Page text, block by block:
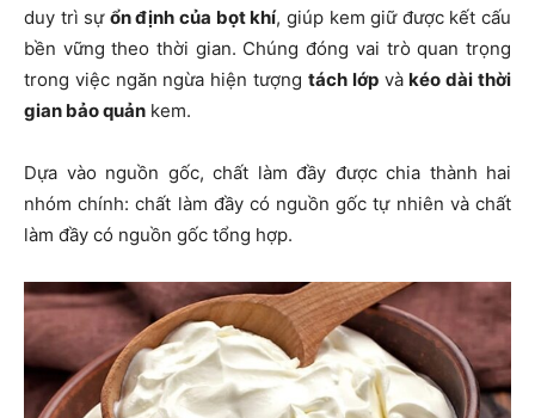
duy trì sự ổn định của bọt khí, giúp kem giữ được kết cấu
bền vững theo thời gian. Chúng đóng vai trò quan trọng
trong việc ngăn ngừa hiện tượng tách lớpvàkéo dài thời
gian bảo quản kem.
Dựa vào nguồn gốc, chất làm đầy được chia thành hai
nhóm chính: chất làm đầy có nguồn gốc tự nhiên và chất
làm đầy có nguồn gốc tổng hợp.